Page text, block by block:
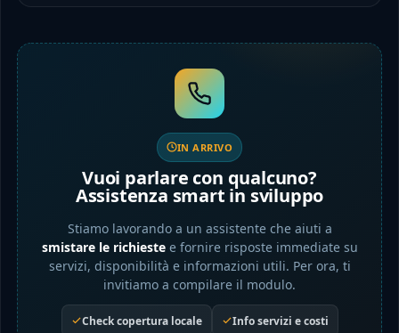
IN ARRIVO
Vuoi parlare con qualcuno?
Assistenza smart in sviluppo
Stiamo lavorando a un assistente che aiuti a
smistare le richiestee fornire risposte immediate su
servizi, disponibilità e informazioni utili. Per ora, ti
invitiamo a compilare il modulo.
Check copertura locale Info servizi e costi